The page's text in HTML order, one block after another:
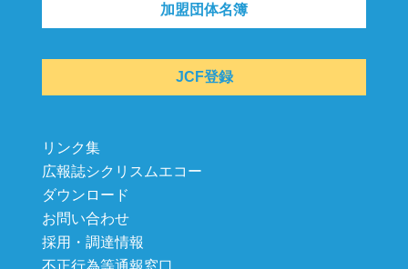
加盟団体名簿
JCF登録
リンク集
広報誌シクリスムエコー
ダウンロード
お問い合わせ
採用・調達情報
不正行為等通報窓口